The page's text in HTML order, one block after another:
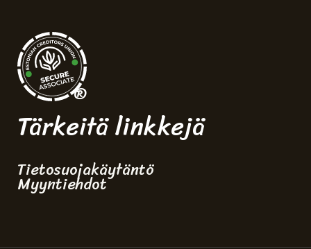
®
Tärkeitä linkkejä
Tietosuojakäytäntö
Myyntiehdot